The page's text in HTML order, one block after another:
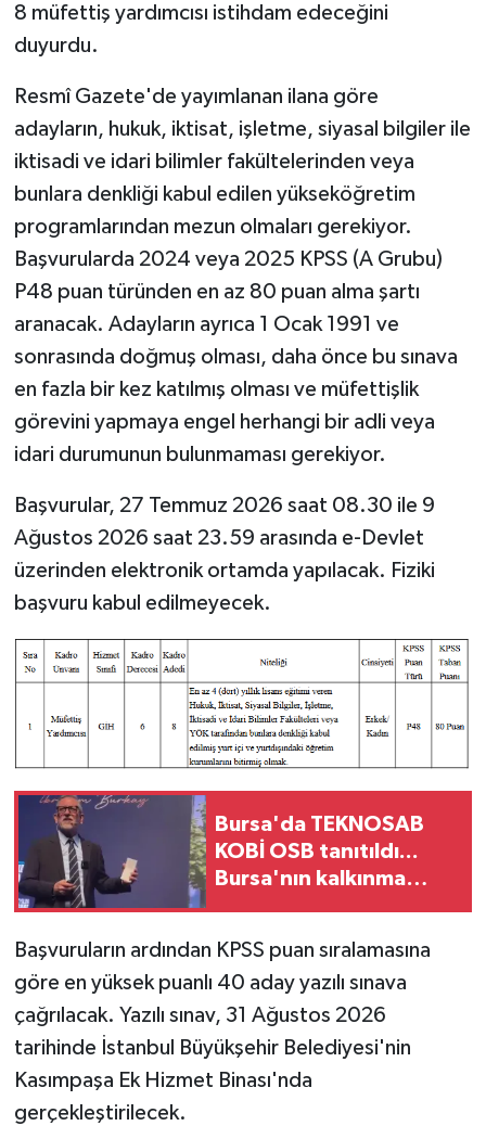
8 müfettiş yardımcısı istihdam edeceğini
duyurdu.
Resmî Gazete'de yayımlanan ilana göre
adayların, hukuk, iktisat, işletme, siyasal bilgiler ile
iktisadi ve idari bilimler fakültelerinden veya
bunlara denkliği kabul edilen yükseköğretim
programlarından mezun olmaları gerekiyor.
Başvurularda 2024 veya 2025 KPSS (A Grubu)
P48 puan türünden en az 80 puan alma şartı
aranacak. Adayların ayrıca 1 Ocak 1991 ve
sonrasında doğmuş olması, daha önce bu sınava
en fazla bir kez katılmış olması ve müfettişlik
görevini yapmaya engel herhangi bir adli veya
idari durumunun bulunmaması gerekiyor.
Başvurular, 27 Temmuz 2026 saat 08.30 ile 9
Ağustos 2026 saat 23.59 arasında e-Devlet
üzerinden elektronik ortamda yapılacak. Fiziki
başvuru kabul edilmeyecek.
Bursa'da TEKNOSAB
KOBİ OSB tanıtıldı...
Bursa'nın kalkınma
Başvuruların ardından KPSS puan sıralamasına
göre en yüksek puanlı 40 aday yazılı sınava
çağrılacak. Yazılı sınav, 31 Ağustos 2026
tarihinde İstanbul Büyükşehir Belediyesi'nin
Kasımpaşa Ek Hizmet Binası'nda
gerçekleştirilecek.